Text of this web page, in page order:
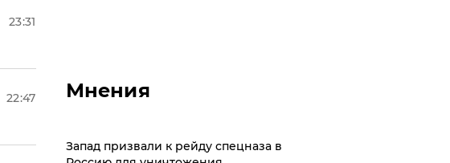
23:31
22:47 Мнения
Запад призвали к рейду спецназа в